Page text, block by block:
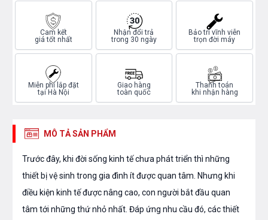
Cam kết
giá tốt nhất
Nhận đổi trả
trong 30 ngày
Bảo trì vĩnh viễn
trọn đời máy
Miễn phí lắp đặt
tại Hà Nội
Giao hàng
toàn quốc
Thanh toán
khi nhận hàng
MÔ TẢ SẢN PHẨM
Trước đây, khi đời sống kinh tế chưa phát triển thì những
thiết bị vệ sinh trong gia đình ít được quan tâm. Nhưng khi
điều kiện kinh tế được nâng cao, con người bắt đầu quan
tâm tới những thứ nhỏ nhất. Đáp ứng nhu cầu đó, các thiết